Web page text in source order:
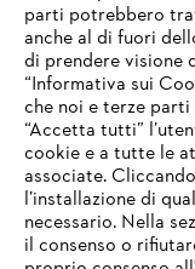
Service
Termini e
IHR
Sie nutzen einen
eine optimale
parti potrebbero
anche al di fuori
di prendere visione
“Informativa sui
che noi e terze
“Accetta tutti”
cookie e a tutte le
associate.
l’installazione di
necessario. Nella
il consenso o